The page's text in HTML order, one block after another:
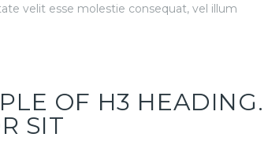
velit esse molestie consequat, vel illum
OF H3 HEADING.
SIT